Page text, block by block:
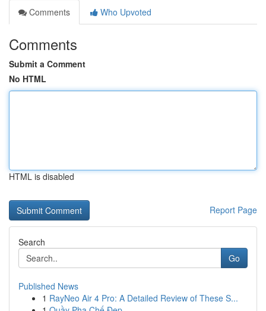
Comments
Who Upvoted
Comments
Submit a Comment
No HTML
HTML is disabled
Report Page
Search
Go
Published News
1 RayNeo Air 4 Pro: A Detailed Review of These S...